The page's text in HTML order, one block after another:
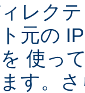
レク
元の
使っ
す。